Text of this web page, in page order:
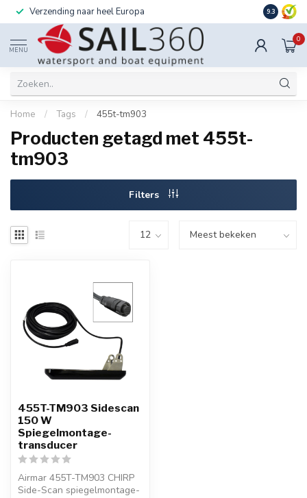
Verzending naar heel Europa Ook
9.3
MENU
0
Home / Tags / 455t-tm903
Producten getagd met 455t-
tm903
Filters
455T-TM903 Sidescan
150 W
Spiegelmontage-
transducer
Airmar 455T-TM903 CHIRP
Side-Scan spiegelmontage-